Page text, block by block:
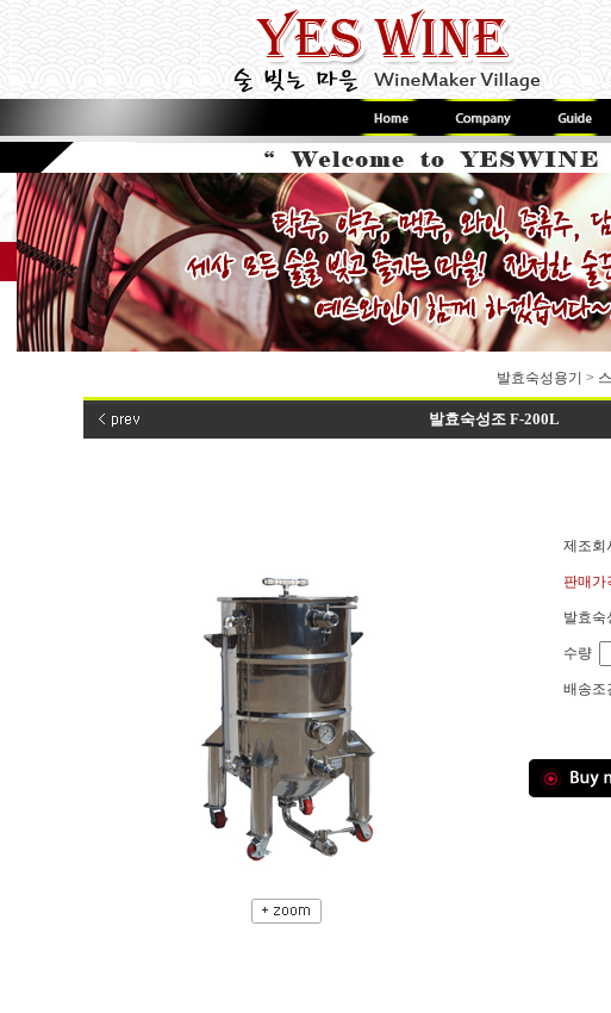
발효숙성용기 >
발효숙성조 F-200L
제조회
판매가
발효숙
수량
배송조